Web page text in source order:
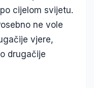
cijelom svijetu.
ne vole
vjere,
drugačije